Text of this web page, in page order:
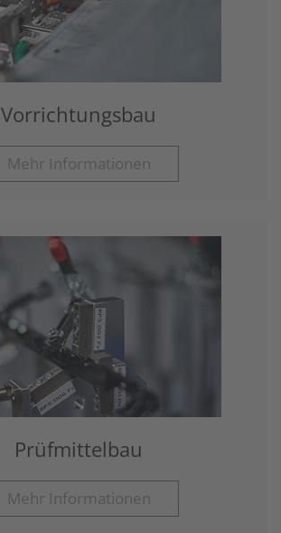
Vorrichtungsbau
Mehr Informationen
Prüfmittelbau
Mehr Informationen